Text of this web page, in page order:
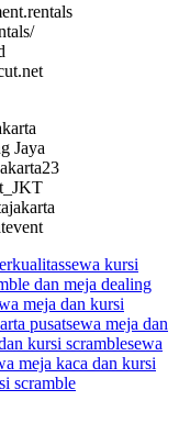
Jaya
sewa kursi
dan meja dealing
meja dan kursi
pusatsewa meja dan
kursi scramblesewa
meja kaca dan kursi
scramble